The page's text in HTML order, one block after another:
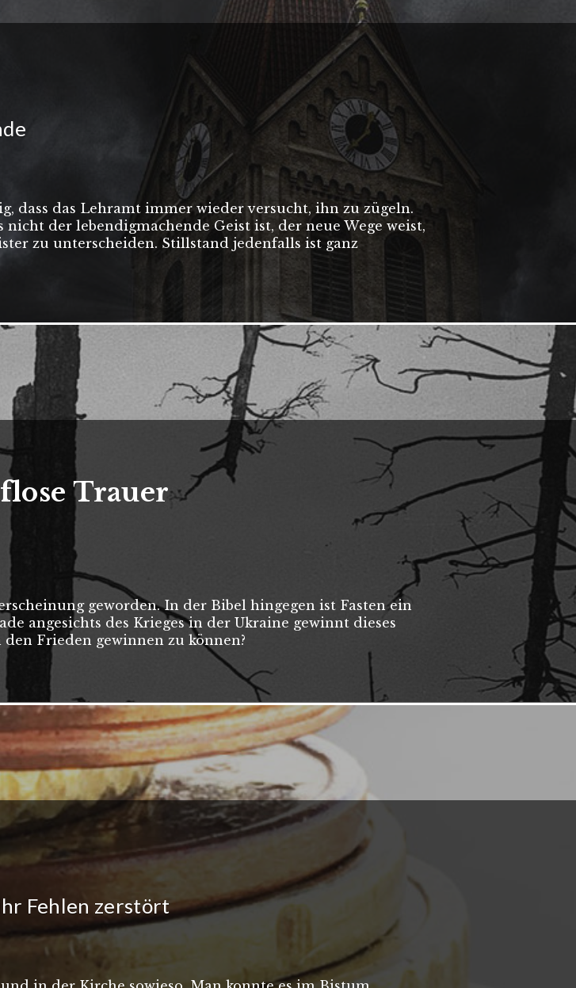
dass das Lehramt immer wieder versucht, ihn zu zügeln.
der lebendigmachende Geist ist, der neue Wege weist,
zu unterscheiden. Stillstand jedenfalls ist ganz
Trauer
geworden. In der Bibel hingegen ist Fasten ein
angesichts des Krieges in der Ukraine gewinnt dieses
Frieden gewinnen zu können?
Fehlen zerstört